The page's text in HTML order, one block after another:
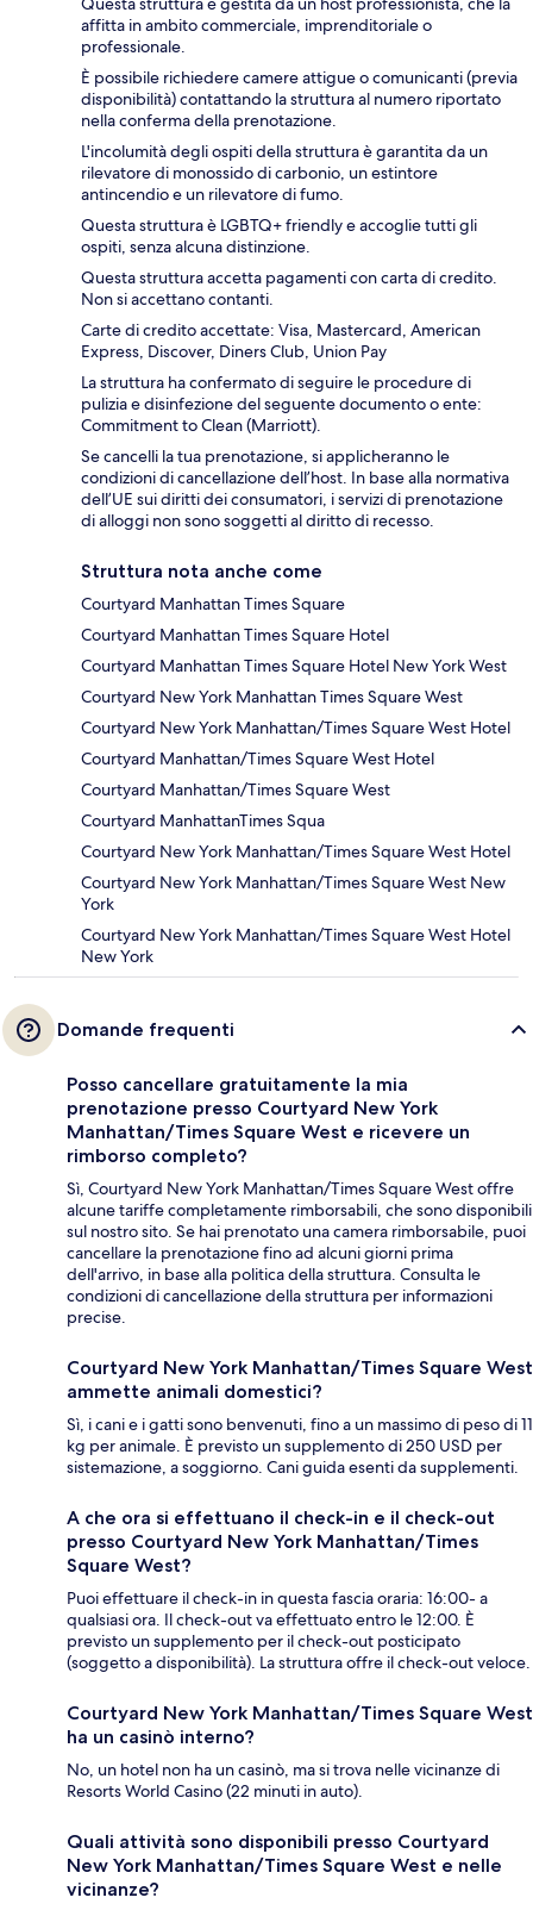
affitta in ambito commerciale, imprenditoriale o
professionale.
È possibile richiedere camere attigue o comunicanti (previa
disponibilità) contattando la struttura al numero riportato
nella conferma della prenotazione.
L'incolumità degli ospiti della struttura è garantita da un
rilevatore di monossido di carbonio, un estintore
antincendio e un rilevatore di fumo.
Questa struttura è LGBTQ+ friendly e accoglie tutti gli
ospiti, senza alcuna distinzione.
Questa struttura accetta pagamenti con carta di credito.
Non si accettano contanti.
Carte di credito accettate: Visa, Mastercard, American
Express, Discover, Diners Club, Union Pay
La struttura ha confermato di seguire le procedure di
pulizia e disinfezione del seguente documento o ente:
Commitment to Clean (Marriott).
Se cancelli la tua prenotazione, si applicheranno le
condizioni di cancellazione dell’host. In base alla normativa
dell’UE sui diritti dei consumatori, i servizi di prenotazione
di alloggi non sono soggetti al diritto di recesso.
Struttura nota anche come
Courtyard Manhattan Times Square
Courtyard Manhattan Times Square Hotel
Courtyard Manhattan Times Square Hotel New York West
Courtyard New York Manhattan Times Square West
Courtyard New York Manhattan/Times Square West Hotel
Courtyard Manhattan/Times Square West Hotel
Courtyard Manhattan/Times Square West
Courtyard ManhattanTimes Squa
Courtyard New York Manhattan/Times Square West Hotel
Courtyard New York Manhattan/Times Square West New
York
Courtyard New York Manhattan/Times Square West Hotel
New York
Domande frequenti
Posso cancellare gratuitamente la mia
prenotazione presso Courtyard New York
Manhattan/Times Square West e ricevere un
rimborso completo?
Sì, Courtyard New York Manhattan/Times Square West offre
alcune tariffe completamente rimborsabili, che sono disponibili
sul nostro sito. Se hai prenotato una camera rimborsabile, puoi
cancellare la prenotazione fino ad alcuni giorni prima
dell'arrivo, in base alla politica della struttura. Consulta le
condizioni di cancellazione della struttura per informazioni
precise.
Courtyard New York Manhattan/Times Square West
ammette animali domestici?
Sì, i cani e i gatti sono benvenuti, fino a un massimo di peso di 11
kg per animale. È previsto un supplemento di 250 USD per
sistemazione, a soggiorno. Cani guida esenti da supplementi.
A che ora si effettuano il check-in e il check-out
presso Courtyard New York Manhattan/Times
Square West?
Puoi effettuare il check-in in questa fascia oraria: 16:00- a
qualsiasi ora. Il check-out va effettuato entro le 12:00. È
previsto un supplemento per il check-out posticipato
(soggetto a disponibilità). La struttura offre il check-out veloce.
Courtyard New York Manhattan/Times Square West
ha un casinò interno?
No, un hotel non ha un casinò, ma si trova nelle vicinanze di
Resorts World Casino (22 minuti in auto).
Quali attività sono disponibili presso Courtyard
New York Manhattan/Times Square West e nelle
vicinanze?